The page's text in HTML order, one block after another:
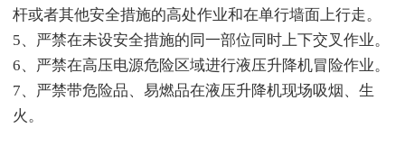
杆或者其他安全措施的高处作业和在单行墙面上行走。
5、严禁在未设安全措施的同一部位同时上下交叉作业。
6、严禁在高压电源危险区域进行液压升降机冒险作业。
7、严禁带危险品、易燃品在液压升降机现场吸烟、生
火。